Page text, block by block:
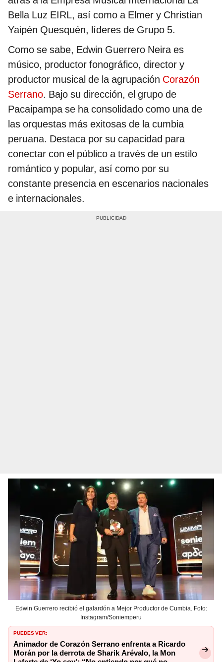
Bella Luz EIRL, así como a Elmer y Christian
Yaipén Quesquén, líderes de Grupo 5.
Como se sabe, Edwin Guerrero Neira es
músico, productor fonográfico, director y
productor musical de la agrupación Corazón
Serrano. Bajo su dirección, el grupo de
Pacaipampa se ha consolidado como una de
las orquestas más exitosas de la cumbia
peruana. Destaca por su capacidad para
conectar con el público a través de un estilo
romántico y popular, así como por su
constante presencia en escenarios nacionales
e internacionales.
Edwin Guerrero recibió el galardón a Mejor Productor de Cumbia. Foto:
Instagram/Soniemperu
PUEDES VER:
Animador de Corazón Serrano enfrenta a Ricardo
Morán por la derrota de Sharik Arévalo, la Mon